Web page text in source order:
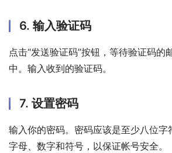
6. 输入验证码
点击“发送验证码”按钮，等待验证码的
中。输入收到的验证码。
7. 设置密码
输入你的密码。密码应该是至少八位字
字母、数字和符号，以保证帐号安全。